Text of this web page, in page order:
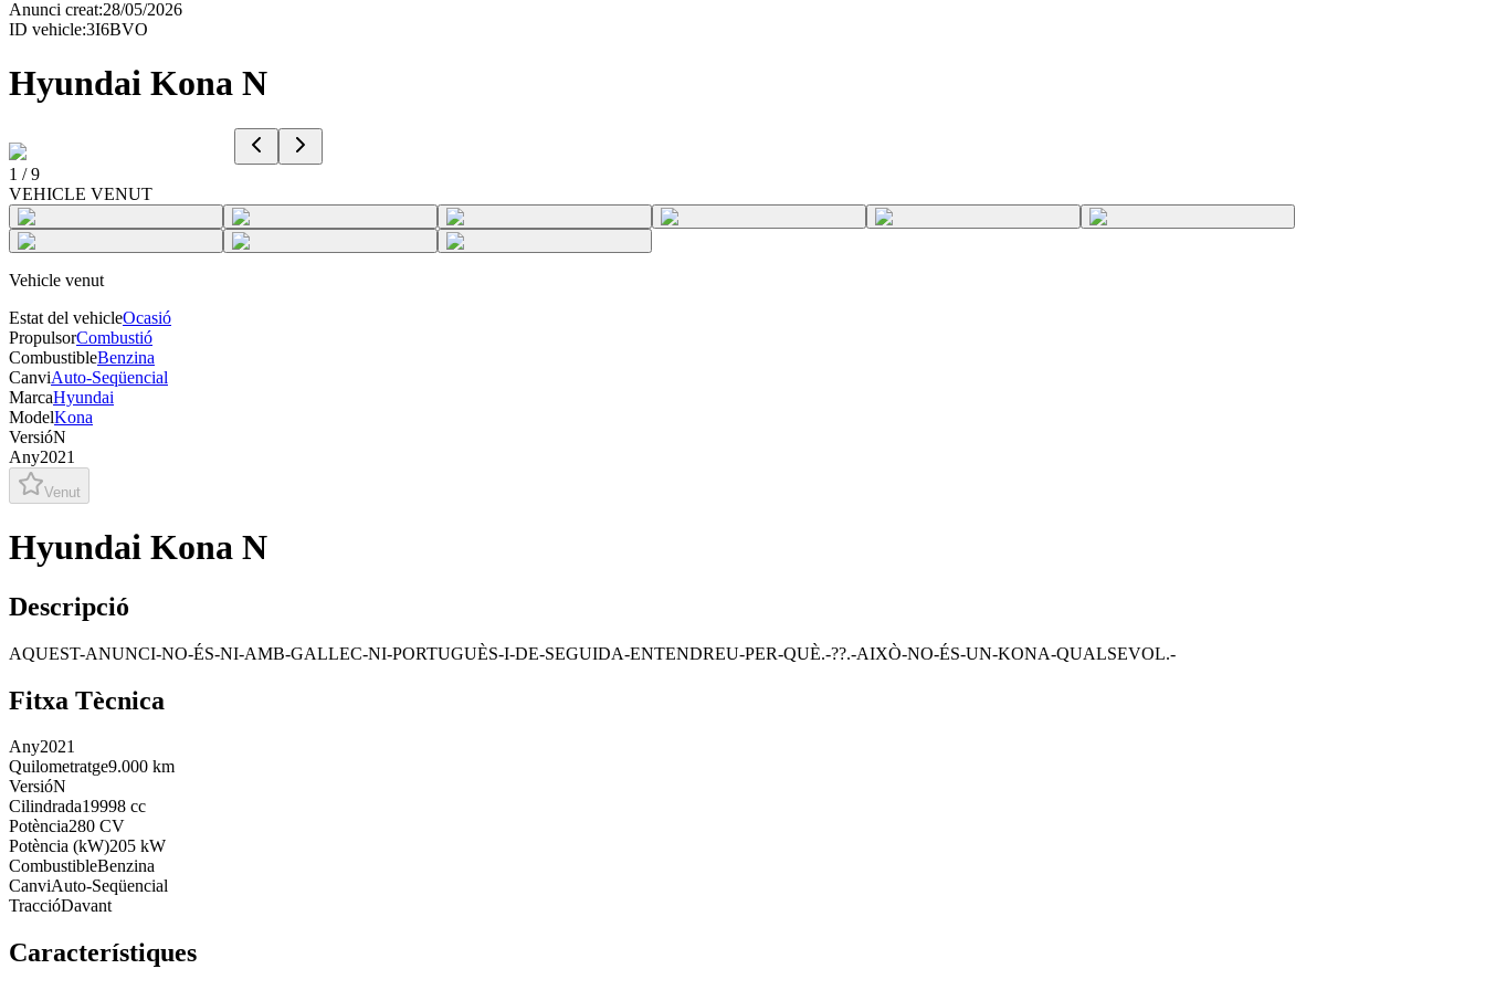
Anunci creat:28/05/2026
ID vehicle:3I6BVO
Hyundai Kona N
1 /9
VEHICLE VENUT
Vehicle venut
Estat del vehicleOcasió
PropulsorCombustió
CombustibleBenzina
CanviAuto-Seqüencial
MarcaHyundai
ModelKona
VersióN
Any2021
Venut
Hyundai Kona N
Descripció
AQUEST-ANUNCI-NO-ÉS-NI-AMB-GALLEC-NI-PORTUGUÈS-I-DE-SEGUIDA-ENTENDREU-PER-QUÈ.-??.-AIXÒ-NO-ÉS-UN-KONA-QUALSEVOL.-
Fitxa Tècnica
Any2021
Quilometratge9.000 km
VersióN
Cilindrada19998 cc
Potència280 CV
Potència (kW)205 kW
CombustibleBenzina
CanviAuto-Seqüencial
TraccióDavant
Característiques